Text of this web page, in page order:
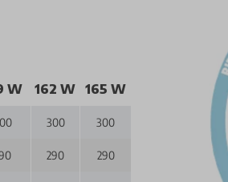
W 162 W 165 W
300 300
290 290